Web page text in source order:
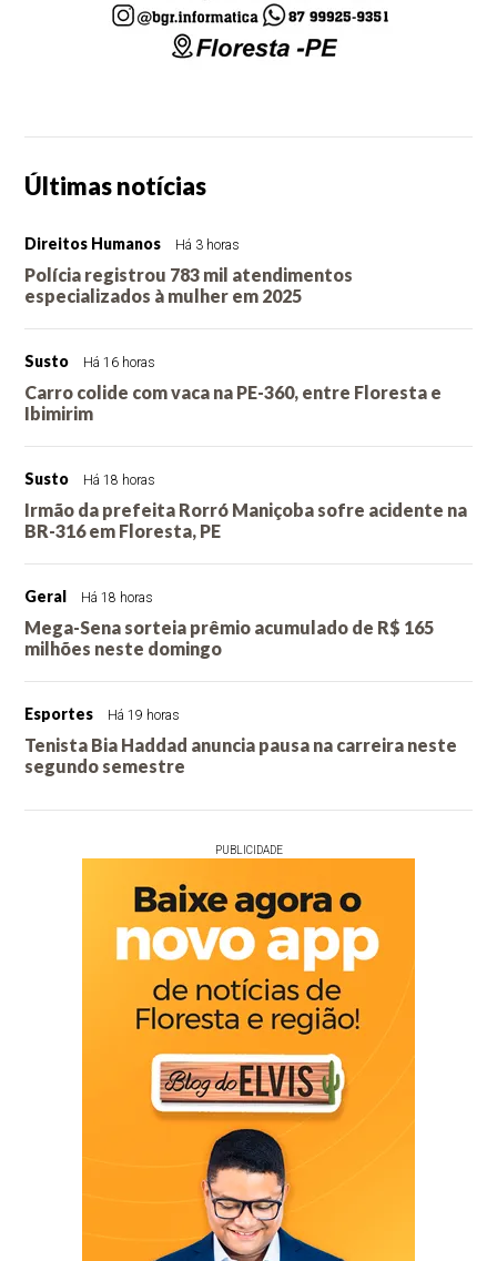
Últimas notícias
Direitos Humanos Há 3 horas
Polícia registrou 783 mil atendimentos
especializados à mulher em 2025
Susto Há 16 horas
Carro colide com vaca na PE-360, entre Floresta e
Ibimirim
Susto Há 18 horas
Irmão da prefeita Rorró Maniçoba sofre acidente na
BR-316 em Floresta, PE
Geral Há 18 horas
Mega-Sena sorteia prêmio acumulado de R$ 165
milhões neste domingo
Esportes Há 19 horas
Tenista Bia Haddad anuncia pausa na carreira neste
segundo semestre
PUBLICIDADE